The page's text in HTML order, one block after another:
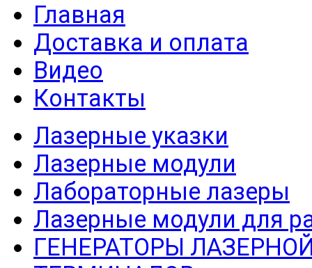
Главная
Доставка и оплата
Видео
Контакты
Лазерные указки
Лазерные модули
Лабораторные лазеры
Лазерные модули для
ГЕНЕРАТОРЫ